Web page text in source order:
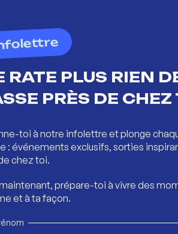
RATE PLUS RIEN
PRÈS DE CHEZ
toi à notre infolettre et plonge
: événements exclusifs, sorties
chez toi.
prépare-toi à vivre des
et à ta façon.